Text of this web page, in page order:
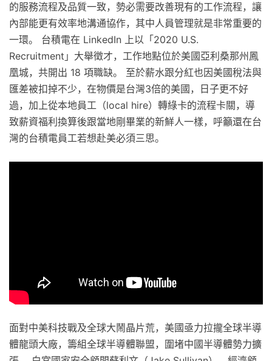
的服務流程及品質一致，勢必需要改善現有的工作流程，讓
內部能更有效率地溝通協作，其中人員管理就是非常重要的
一環。 台積電在 LinkedIn 上以「2020 U.S.
Recruitment」大舉徵才，工作地點位於美國亞利桑那州鳳
凰城，共開出 18 項職缺。 至於薪水跟分紅也因美國稅法與
匯差被扣掉不少，在物價是台灣3倍的美國，日子更不好
過，加上從本地員工（local hire）轉綠卡的流程卡關，導
致薪資福利換算後跟當地剛畢業的新鮮人一樣，呼籲還在台
灣的台積電員工若想赴美必須三思。
面對中美科技戰及全球大鬧晶片荒，美國亟力拉攏全球半導
體龍頭大廠，籌組全球半導體聯盟，圍堵中國半導體勢力擴